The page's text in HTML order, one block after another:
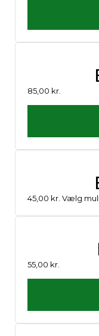
85,00 kr.
45,00 kr. Vælg
55,00 kr.